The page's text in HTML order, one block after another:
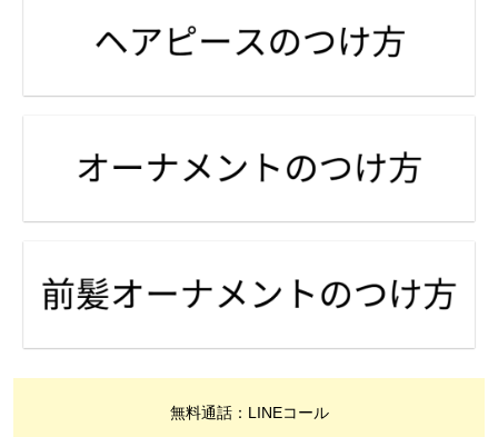
無料通話：LINEコール